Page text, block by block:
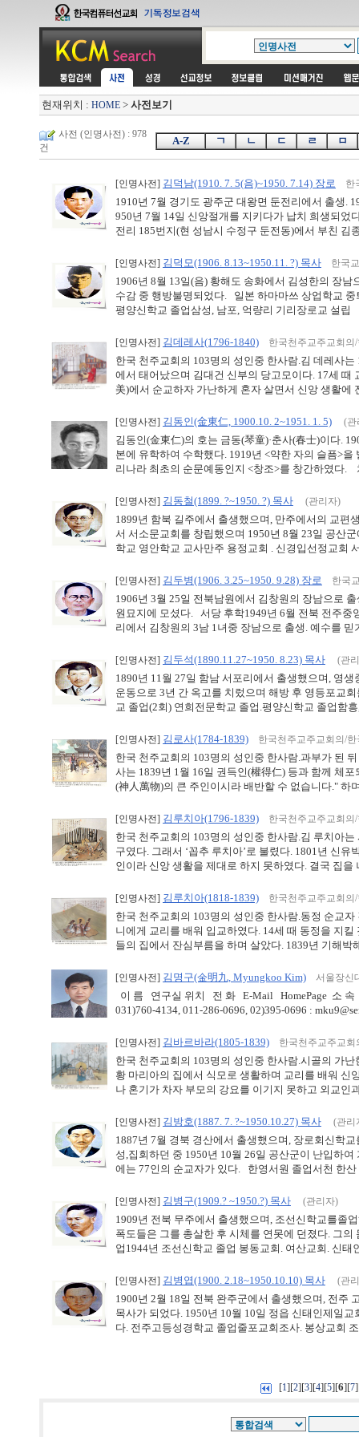
현재위치 : HOME > 사전보기
사전 (인명사전) : 978
건
A-Z ㄱ ㄴ ㄷ ㄹ ㅁ
[인명사전] 김덕남(1910. 7. 5(음)~1950. 7.14) 장로 한
1910년 7월 경기도 광주군 대왕면 둔전리에서 출생.
950년 7월 14일 신앙절개를 지키다가 납치 희생되었
전리 185번지(현 성남시 수정구 둔전동)에서 부친 김
[인명사전] 김덕모(1906. 8.13~1950.11. ?) 목사 한국
1906년 8월 13일(음) 황해도 송화에서 김성한의 장
수감 중 행방불명되었다. 일본 하마마쓰 상업학교
평양신학교 졸업삼성, 남포, 억량리 기리장로교 설립
[인명사전] 김데레사(1796-1840) 한국천주교주교회의
한국 천주교회의 103명의 성인중 한사람.김 데레사
에서 태어났으며 김대건 신부의 당고모이다. 17세
美)에서 순교하자 가난하게 혼자 살면서 신앙 생활에
[인명사전] 김동인(金東仁, 1900.10. 2~1951. 1. 5) (관
김동인(金東仁)의 호는 금동(琴童)·춘사(春士)이다.
본에 유학하여 수학했다. 1919년 <약한 자의 슬픔>
리나라 최초의 순문예동인지 <창조>를 창간하였다.
[인명사전] 김동철(1899. ?~1950. ?) 목사 (관리자)
1899년 함북 길주에서 출생했으며, 만주에서의 교편
서 서소문교회를 창립했으며 1950년 8월 23일 공산
학교 영안학교 교사만주 용정교회 . 신경입선정교회
[인명사전] 김두병(1906. 3.25~1950. 9.28) 장로 한국
1906년 3월 25일 전북남원에서 김창원의 장남으로
원묘지에 모셨다. 서당 후학1949년 6월 전북 전주
리에서 김창원의 3남 1녀중 장남으로 출생. 예수를 믿
[인명사전] 김두석(1890.11.27~1950. 8.23) 목사 (관
1890년 11월 27일 함남 서포리에서 출생했으며, 영
운동으로 3년 간 옥고를 치렀으며 해방 후 영등포교
교 졸업(2회) 연희전문학교 졸업.평양신학교 졸업함
[인명사전] 김로사(1784-1839) 한국천주교주교회의/
한국 천주교회의 103명의 성인중 한사람.과부가 된
사는 1839년 1월 16일 권득인(權得仁) 등과 함께 체
(神人萬物)의 큰 주인이시라 배반할 수 없습니다." 하
[인명사전] 김루치아(1796-1839) 한국천주교주교회의
한국 천주교회의 103명의 성인중 한사람.김 루치아
구였다. 그래서 ‘꼽추 루치아’로 불렸다. 1801년 신
인이라 신앙 생활을 제대로 하지 못하였다. 결국 집을
[인명사전] 김루치아(1818-1839) 한국천주교주교회의
한국 천주교회의 103명의 성인중 한사람.동정 순교
니에게 교리를 배워 입교하였다. 14세 때 동정을 지
들의 집에서 잔심부름을 하며 살았다. 1839년 기해박
[인명사전] 김명구(金明九, Myungkoo Kim) 서울장신
이 름 연구실 위치 전 화 E-Mail HomePage 소 속
031)760-4134, 011-286-0696, 02)395-0696 :
[인명사전] 김바르바라(1805-1839) 한국천주교주교
한국 천주교회의 103명의 성인중 한사람.시골의 가
황 마리아의 집에서 식모로 생활하며 교리를 배워
나 혼기가 차자 부모의 강요를 이기지 못하고 외교인
[인명사전] 김방호(1887. 7. ?~1950.10.27) 목사 (관리
1887년 7월 경북 경산에서 출생했으며, 장로회신학
성,집회하던 중 1950년 10월 26일 공산군이 난입하
에는 77인의 순교자가 있다. 한영서원 졸업서천 한산
[인명사전] 김병구(1909.? ~1950.?) 목사 (관리자)
1909년 전북 무주에서 출생했으며, 조선신학교를졸
폭도들은 그를 총살한 후 시체를 연못에 던졌다. 그
업1944년 조선신학교 졸업 봉동교회. 여산교회. 신태
[인명사전] 김병엽(1900. 2.18~1950.10.10) 목사 (관
1900년 2월 18일 전북 완주군에서 출생했으며, 전주
목사가 되었다. 1950년 10월 10일 정읍 신태인제일
다. 전주고등성경학교 졸업줄포교회조사. 봉상교회
[1][2][3][4][5][6][7